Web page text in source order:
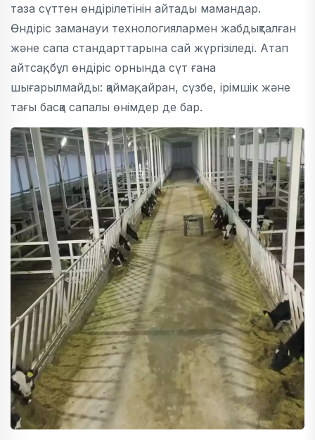
таза сүттен өндірілетінін айтады мамандар.
Өндіріс заманауи технологиялармен жабдықталған
және сапа стандарттарына сай жүргізіледі. Атап
айтсақ, бұл өндіріс орнында сүт ғана
шығарылмайды: қаймақ, айран, сүзбе, ірімшік және
тағы басқа сапалы өнімдер де бар.